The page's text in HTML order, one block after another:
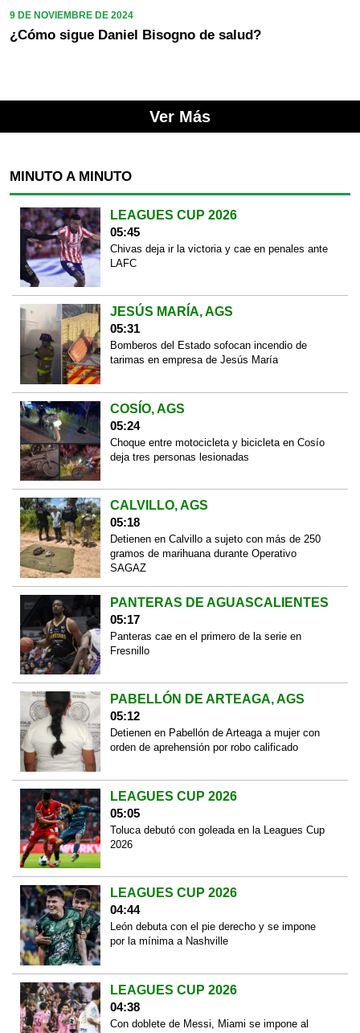
9 DE NOVIEMBRE DE 2024
¿Cómo sigue Daniel Bisogno de salud?
Ver Más
MINUTO A MINUTO
LEAGUES CUP 2026
05:45
Chivas deja ir la victoria y cae en penales ante
LAFC
JESÚS MARÍA, AGS
05:31
Bomberos del Estado sofocan incendio de
tarimas en empresa de Jesús María
COSÍO, AGS
05:24
Choque entre motocicleta y bicicleta en Cosío
deja tres personas lesionadas
CALVILLO, AGS
05:18
Detienen en Calvillo a sujeto con más de 250
gramos de marihuana durante Operativo
SAGAZ
PANTERAS DE AGUASCALIENTES
05:17
Panteras cae en el primero de la serie en
Fresnillo
PABELLÓN DE ARTEAGA, AGS
05:12
Detienen en Pabellón de Arteaga a mujer con
orden de aprehensión por robo calificado
LEAGUES CUP 2026
05:05
Toluca debutó con goleada en la Leagues Cup
2026
LEAGUES CUP 2026
04:44
León debuta con el pie derecho y se impone
por la mínima a Nashville
LEAGUES CUP 2026
04:38
Con doblete de Messi, Miami se impone al